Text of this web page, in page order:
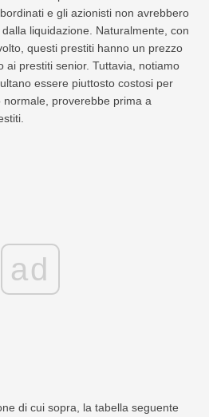
e gli azionisti non avrebbero
liquidazione. Naturalmente, con
questi prestiti hanno un prezzo
ai prestiti senior. Tuttavia, notiamo
essere piuttosto costosi per
normale, proverebbe prima a
ad
di cui sopra, la tabella seguente